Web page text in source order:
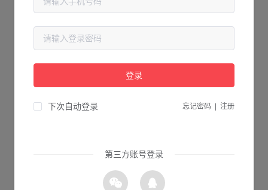
请检查您输入的网址是否正确，或点击下面的按钮返回首页。
登录
下次自动登录 忘记密码 注册
第三方账号登录